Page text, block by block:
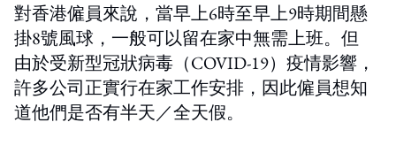
對香港僱員來說，當早上6時至早上9時期間懸
掛8號風球，一般可以留在家中無需上班。但
由於受新型冠狀病毒（COVID-19）疫情影響，
許多公司正實行在家工作安排，因此僱員想知
道他們是否有半天／全天假。